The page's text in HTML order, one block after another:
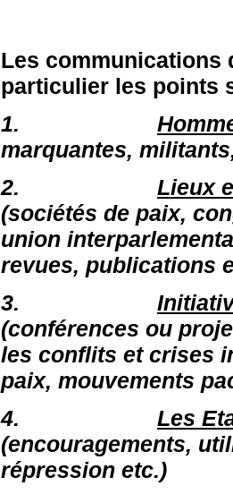
Les communications
particulier les points
1.
marquantes,
2.
Lieux
(sociétés de paix,
union
revues, publications
3.
(conférences ou
les conflits et crises
paix, mouvements
4.
Les
(encouragements,
répression etc.)